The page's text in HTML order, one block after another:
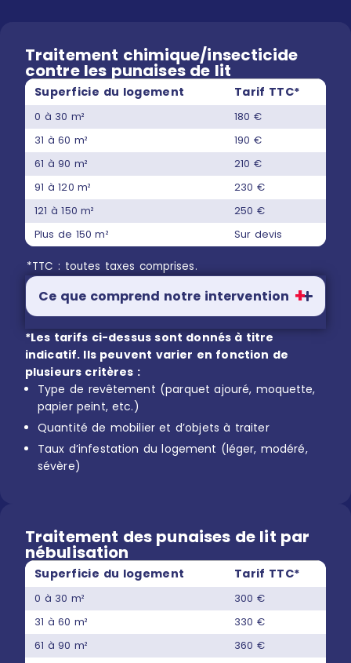
Traitement chimique/insecticide
contre les punaises de lit
Superficie du logement Tarif TTC*
0 à 30 m²
180 €
31 à 60 m²
190 €
61 à 90 m²
210 €
91 à 120 m²
230 €
121 à 150 m²
250 €
Plus de 150 m²
Sur devis
*TTC : toutes taxes comprises.
Ce que comprend notre intervention
*Les tarifs ci-dessus sont donnés à titre
indicatif. Ils peuvent varier en fonction de
plusieurs critères :
Type de revêtement (parquet ajouré, moquette,
papier peint, etc.)
Quantité de mobilier et d’objets à traiter
Taux d’infestation du logement (léger, modéré,
sévère)
Traitement des punaises de lit par
nébulisation
Superficie du logement Tarif TTC*
0 à 30 m²
300 €
31 à 60 m²
330 €
61 à 90 m²
360 €